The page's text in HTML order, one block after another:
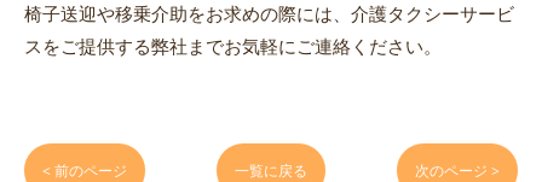
椅子送迎や移乗介助をお求めの際には、介護タクシーサービ
スをご提供する弊社までお気軽にご連絡ください。
< 前のページ 一覧に戻る 次のページ >